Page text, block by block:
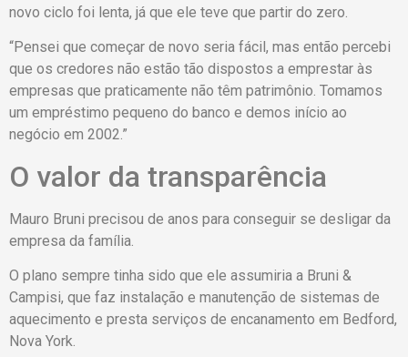
novo ciclo foi lenta, já que ele teve que partir do zero.
“Pensei que começar de novo seria fácil, mas então percebi
que os credores não estão tão dispostos a emprestar às
empresas que praticamente não têm patrimônio. Tomamos
um empréstimo pequeno do banco e demos início ao
negócio em 2002.”
O valor da transparência
Mauro Bruni precisou de anos para conseguir se desligar da
empresa da família.
O plano sempre tinha sido que ele assumiria a Bruni &
Campisi, que faz instalação e manutenção de sistemas de
aquecimento e presta serviços de encanamento em Bedford,
Nova York.